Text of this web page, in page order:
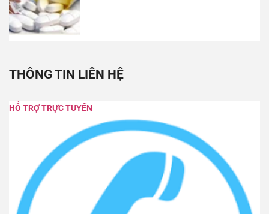
THÔNG TIN LIÊN HỆ
HỖ TRỢ TRỰC TUYẾN